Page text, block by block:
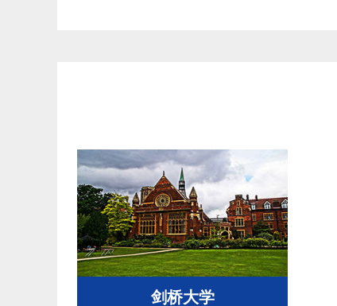
剑桥大学